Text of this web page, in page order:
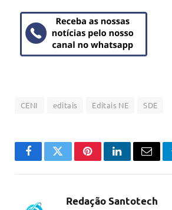
CENI editais Editais NE SDE
FacebookTwitterPinterestLinkedInEmail
Redação Santotech